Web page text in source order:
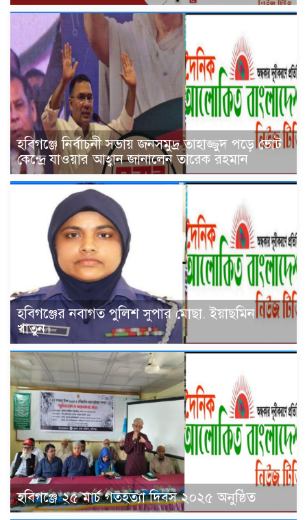
হবিগঞ্জে নির্বাচনী সভায় জনসমুদ্র তাহাজ্জুদ পড়ে ভোট
কেন্দ্রে যাওয়ার আহ্বান জানালেন তারেক রহমান
হবিগঞ্জের নবাগত পুলিশ সুপার মোছা. ইয়াছমিন
খাতুন।
হবিগঞ্জে ২৫ মার্চ গতহত্যা দিবস ২০২৫ অনুষ্ঠিত